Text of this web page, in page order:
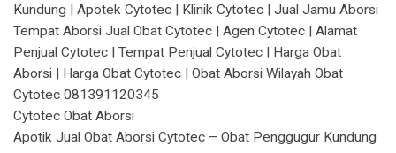
Kundung | Apotek Cytotec | Klinik Cytotec | Jual Jamu Aborsi
Tempat Aborsi Jual Obat Cytotec | Agen Cytotec | Alamat
Penjual Cytotec | Tempat Penjual Cytotec | Harga Obat
Aborsi | Harga Obat Cytotec | Obat Aborsi Wilayah Obat
Cytotec 081391120345
Cytotec Obat Aborsi
Apotik Jual Obat Aborsi Cytotec – Obat Penggugur Kundung